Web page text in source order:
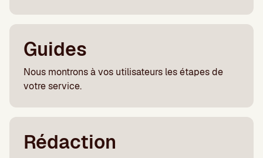
Guides
Nous montrons à vos utilisateurs les étapes de
votre service.
Rédaction